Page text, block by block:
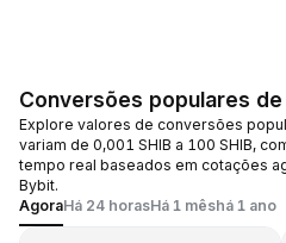
Conversões populares de
Explore valores de conversões
variam de 0,001 SHIB a 100 SHIB,
tempo real baseados em cotações
Bybit.
AgoraHá 24 horasHá 1 mêshá 1 ano